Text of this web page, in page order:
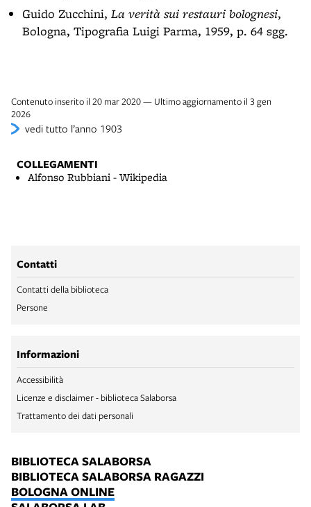
Guido Zucchini, La verità sui restauri bolognesi,
Bologna, Tipografia Luigi Parma, 1959, p. 64 sgg.
Contenuto inserito il 20 mar 2020 — Ultimo aggiornamento il 3 gen
2026
vedi tutto l’anno 1903
COLLEGAMENTI
Alfonso Rubbiani - Wikipedia
Contatti
Contatti della biblioteca
Persone
Informazioni
Accessibilità
Licenze e disclaimer - biblioteca Salaborsa
Trattamento dei dati personali
BIBLIOTECA SALABORSA
BIBLIOTECA SALABORSA RAGAZZI
BOLOGNA ONLINE